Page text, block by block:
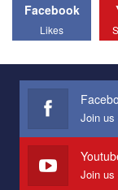
All you have to do
Эмоционально
представляющий
Мы просим вас
наш план по
СОГИ в Украине.
Все, что вам
Facebook
Likes
Join us